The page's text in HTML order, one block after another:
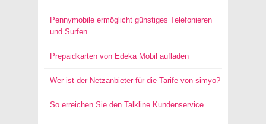
Pennymobile ermöglicht günstiges Telefonieren
und Surfen
Prepaidkarten von Edeka Mobil aufladen
Wer ist der Netzanbieter für die Tarife von simyo?
So erreichen Sie den Talkline Kundenservice